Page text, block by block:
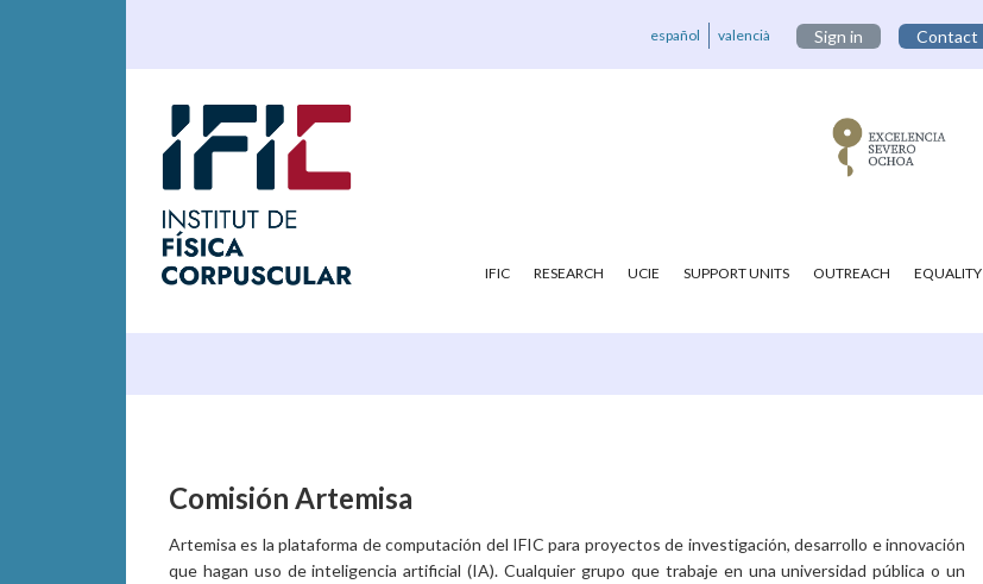
español valencià Sign in Contact
IFIC RESEARCH UCIE SUPPORT UNITS OUTREACH EQUALITY
Comisión Artemisa
Artemisa es la plataforma de computación del IFIC para proyectos de investigación, desarrollo e innovación
que hagan uso de inteligencia artificial (IA). Cualquier grupo que trabaje en una universidad pública o un